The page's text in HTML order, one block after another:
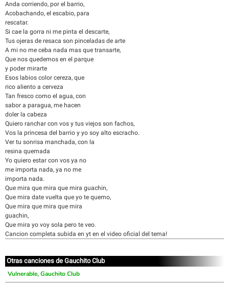
Anda corriendo, por el barrio,
Acobachando, el escabio, para
rescatar.
Si cae la gorra ni me pinta el descarte,
Tus ojeras de resaca son pinceladas de arte
A mi no me ceba nada mas que transarte,
Que nos quedemos en el parque
y poder mirarte
Esos labios color cereza, que
rico aliento a cerveza
Tan fresco como el agua, con
sabor a paragua, me hacen
doler la cabeza
Quiero ranchar con vos y tus viejos son fachos,
Vos la princesa del barrio y yo soy alto escracho.
Ver tu sonrisa manchada, con la
resina quemada
Yo quiero estar con vos ya no
me importa nada, ya no me
importa nada.
Que mira que mira que mira guachin,
Que mira date vuelta que yo te quemo,
Que mira que mira que mira
guachin,
Que mira yo voy sola pero te veo.
Cancion completa subida en yt en el video oficial del tema!
Otras canciones de Gauchito Club
Vulnerable, Gauchito Club